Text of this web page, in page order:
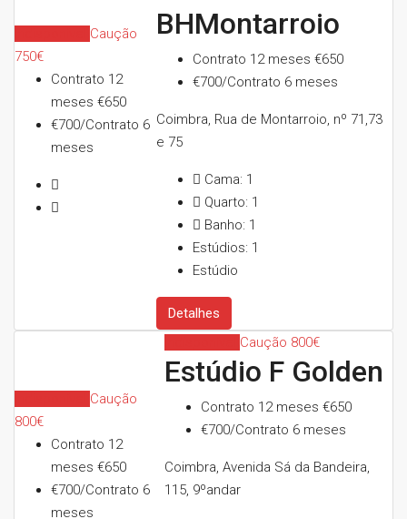
Caução
750€
Contrato 12
meses €650
€700/Contrato 6
meses
BHMontarroio
Contrato 12 meses€650
€700/Contrato 6 meses
Coimbra, Rua de Montarroio, nº 71,73
e 75
Cama: 1
Quarto: 1
Banho: 1
Estúdios: 1
Estúdio
Detalhes
Caução
800€
Contrato 12
meses €650
€700/Contrato 6
meses
Caução 800€
Estúdio F Golden
Contrato 12 meses €650
€700/Contrato 6 meses
Coimbra, Avenida Sá da Bandeira,
115, 9ºandar